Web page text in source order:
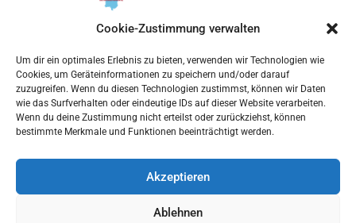
Cookie-Zustimmung verwalten
Um dir ein optimales Erlebnis zu bieten, verwenden wir Technologien wie
Cookies, um Geräteinformationen zu speichern und/oder darauf
zuzugreifen. Wenn du diesen Technologien zustimmst, können wir Daten
wie das Surfverhalten oder eindeutige IDs auf dieser Website verarbeiten.
Wenn du deine Zustimmung nicht erteilst oder zurückziehst, können
bestimmte Merkmale und Funktionen beeinträchtigt werden.
Akzeptieren
Ablehnen
und diesen inhalt zu aktivieren
ANMELDEN
COPYRIGHT © 2023 MEIN-KAUFERING.DE | POWERED BY
MADE WITH LOVE IN KAUFERING.